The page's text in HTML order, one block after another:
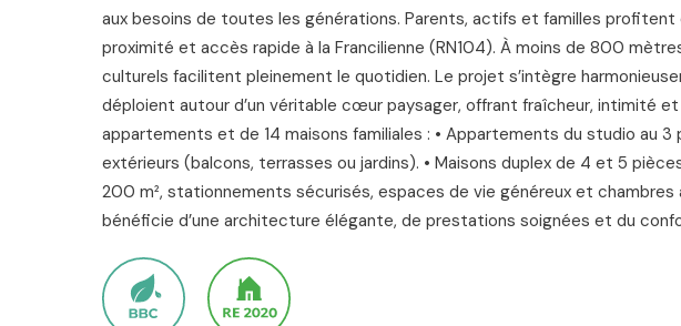
aux besoins de toutes les générations. Parents, actifs et familles profitent
proximité et accès rapide à la Francilienne (RN104). À moins de 800
culturels facilitent pleinement le quotidien. Le projet s’intègre
déploient autour d’un véritable cœur paysager, offrant fraîcheur, intimité
appartements et de 14 maisons familiales : • Appartements du studio au 3
extérieurs (balcons, terrasses ou jardins). • Maisons duplex de 4 et 5
200 m², stationnements sécurisés, espaces de vie généreux et chambres
bénéficie d’une architecture élégante, de prestations soignées et du